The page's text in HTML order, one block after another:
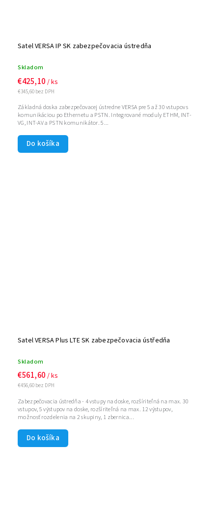
Satel VERSA IP SK zabezpečovacia ústredňa
Skladom
€345,60 bez DPH
€425,10 / ks
Do košíka
Základná doska zabezpečovacej ústredne VERSA pre 5 až 30 vstupov s
komunikáciou po Ethernetu a PSTN. Integrované moduly ETHM, INT-
VG, INT-AV a PSTN komunikátor. 5...
Satel VERSA Plus LTE SK zabezpečovacia ústředňa
Skladom
€456,60 bez DPH
€561,60 / ks
Do košíka
Zabezpečovacia ústredňa - 4 vstupy na doske, rozšíriteľná na max. 30
vstupov, 5 výstupov na doske, rozšíriteľná na max. 12 výstupov,
možnosť rozdelenia na 2 skupiny, 1 zbernica...